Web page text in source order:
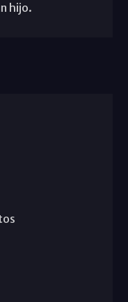
hijo.